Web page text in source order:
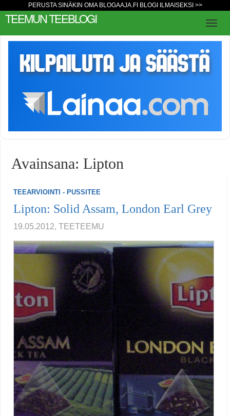
PERUSTA SINÄKIN OMA BLOGAAJA.FI BLOGI ILMAISEKSI >>
TEEMUN TEEBLOGI
Avainsana: Lipton
TEEARVIOINTI - PUSSITEE
Lipton: Solid Assam, London Earl Grey
19.05.2012, TEETEEMU